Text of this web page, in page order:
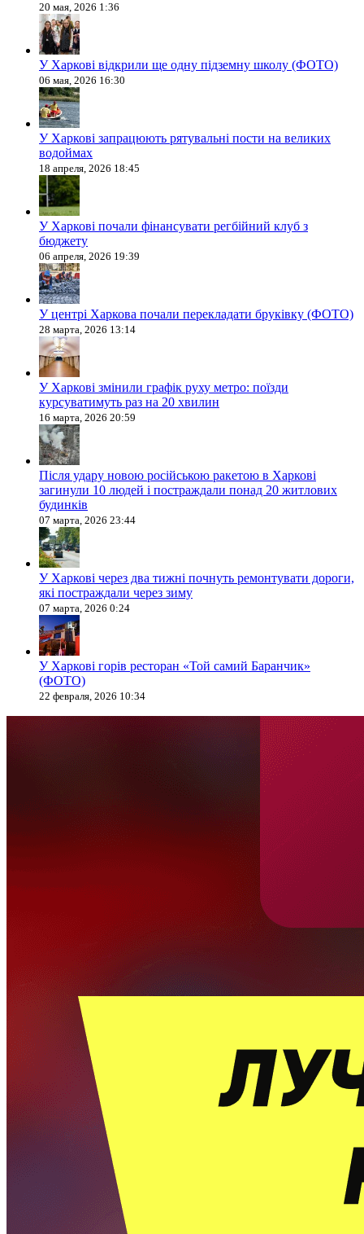
20 мая, 2026 1:36
У Харкові відкрили ще одну підземну школу (ФОТО)
06 мая, 2026 16:30
У Харкові запрацюють рятувальні пости на великих
водоймах
18 апреля, 2026 18:45
У Харкові почали фінансувати регбійний клуб з
бюджету
06 апреля, 2026 19:39
У центрі Харкова почали перекладати бруківку (ФОТО)
28 марта, 2026 13:14
У Харкові змінили графік руху метро: поїзди
курсуватимуть раз на 20 хвилин
16 марта, 2026 20:59
Після удару новою російською ракетою в Харкові
загинули 10 людей і постраждали понад 20 житлових
будинків
07 марта, 2026 23:44
У Харкові через два тижні почнуть ремонтувати дороги,
які постраждали через зиму
07 марта, 2026 0:24
У Харкові горів ресторан «Той самий Баранчик»
(ФОТО)
22 февраля, 2026 10:34